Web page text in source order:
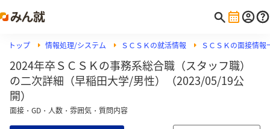
トップ 情報処理/システム ＳＣＳＫの就活情報 ＳＣＳＫの面接情報
2024年卒ＳＣＳＫの事務系総合職（スタッフ職）
の二次詳細（早稲田大学/男性）（2023/05/19公
開）
面接・GD・人数・雰囲気・質問内容